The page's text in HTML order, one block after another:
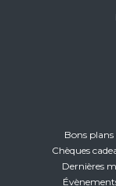
Bons plans
Chèques
Dernières